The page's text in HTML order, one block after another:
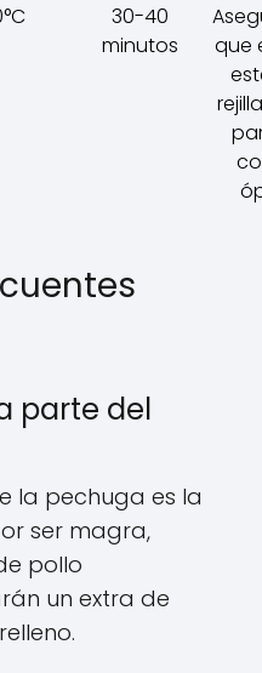
30-40
minutos
que
parte del
la pechuga es la
ser magra,
pollo
un extra de